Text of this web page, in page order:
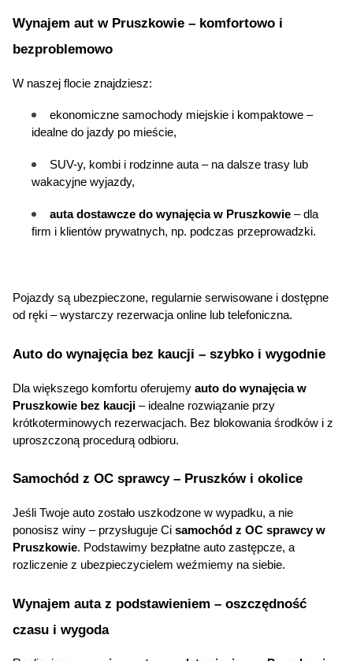
Wynajem aut w Pruszkowie – komfortowo i
bezproblemowo
W naszej flocie znajdziesz:
ekonomiczne samochody miejskie i kompaktowe –
idealne do jazdy po mieście,
SUV-y, kombi i rodzinne auta – na dalsze trasy lub
wakacyjne wyjazdy,
auta dostawcze do wynajęcia w Pruszkowie – dla
firm i klientów prywatnych, np. podczas przeprowadzki.
Pojazdy są ubezpieczone, regularnie serwisowane i dostępne
od ręki – wystarczy rezerwacja online lub telefoniczna.
Auto do wynajęcia bez kaucji – szybko i wygodnie
Dla większego komfortu oferujemy auto do wynajęcia w
Pruszkowie bez kaucji – idealne rozwiązanie przy
krótkoterminowych rezerwacjach. Bez blokowania środków i z
uproszczoną procedurą odbioru.
Samochód z OC sprawcy – Pruszków i okolice
Jeśli Twoje auto zostało uszkodzone w wypadku, a nie
ponosisz winy – przysługuje Ci samochód z OC sprawcy w
Pruszkowie. Podstawimy bezpłatne auto zastępcze, a
rozliczenie z ubezpieczycielem weźmiemy na siebie.
Wynajem auta z podstawieniem – oszczędność
czasu i wygoda